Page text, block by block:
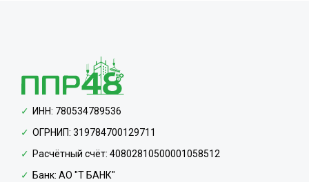
ИНН: 780534789536
ОГРНИП: 319784700129711
Расчётный счёт: 40802810500001058512
Банк: АО "Т БАНК"